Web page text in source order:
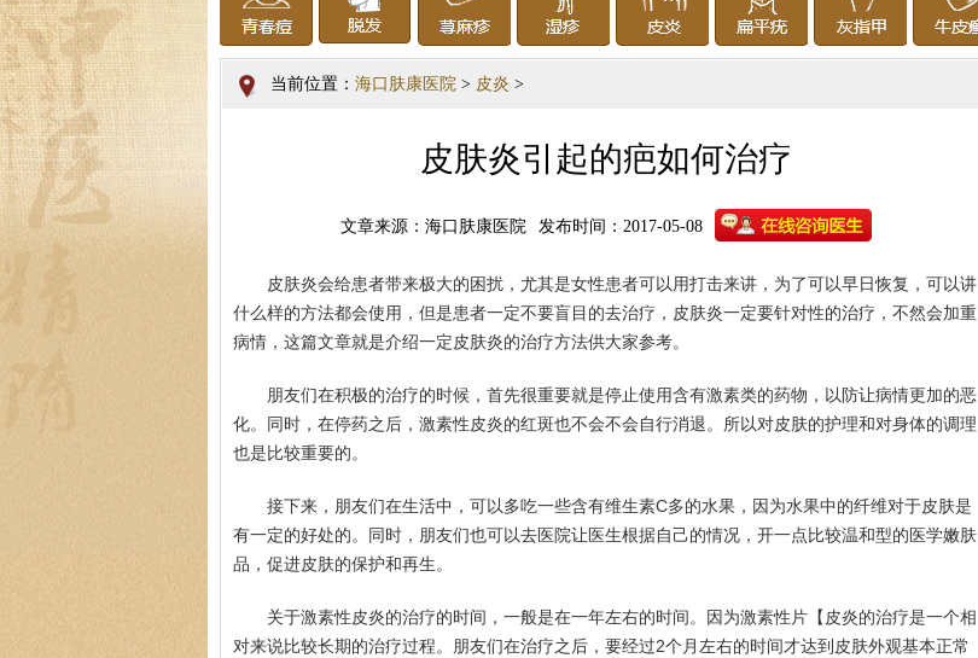
当前位置： 海口肤康医院 > 皮炎 >
皮肤炎引起的疤如何治疗
文章来源：海口肤康医院 发布时间：2017-05-08
皮肤炎会给患者带来极大的困扰，尤其是女性患者可以用打击来讲，为了可以早日恢复，可以讲
什么样的方法都会使用，但是患者一定不要盲目的去治疗，皮肤炎一定要针对性的治疗，不然会加重
病情，这篇文章就是介绍一定皮肤炎的治疗方法供大家参考。
朋友们在积极的治疗的时候，首先很重要就是停止使用含有激素类的药物，以防让病情更加的恶
化。同时，在停药之后，激素性皮炎的红斑也不会不会自行消退。所以对皮肤的护理和对身体的调理
也是比较重要的。
接下来，朋友们在生活中，可以多吃一些含有维生素C多的水果，因为水果中的纤维对于皮肤是
有一定的好处的。同时，朋友们也可以去医院让医生根据自己的情况，开一点比较温和型的医学嫩肤
品，促进皮肤的保护和再生。
关于激素性皮炎的治疗的时间，一般是在一年左右的时间。因为激素性片【皮炎的治疗是一个相
对来说比较长期的治疗过程。朋友们在治疗之后，要经过2个月左右的时间才达到皮肤外观基本正常